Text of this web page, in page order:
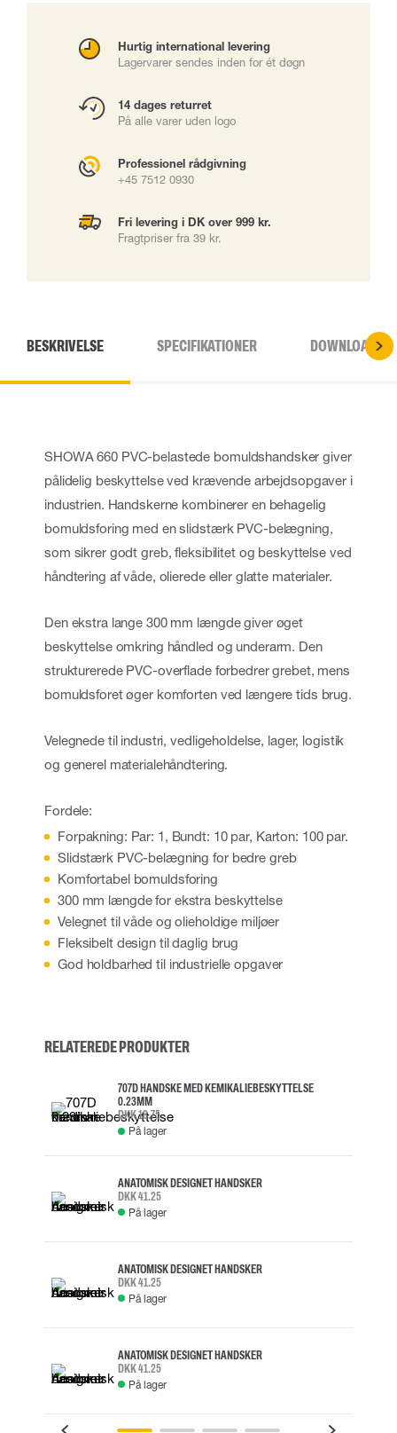
Hurtig international levering
Lagervarer sendes inden for ét døgn
14 dages returret
På alle varer uden logo
Professionel rådgivning
+45 7512 0930
Fri levering i DK over 999 kr.
Fragtpriser fra 39 kr.
BESKRIVELSE SPECIFIKATIONER DOWNLOADS
SHOWA 660 PVC-belastede bomuldshandsker giver
pålidelig beskyttelse ved krævende arbejdsopgaver i
industrien. Handskerne kombinerer en behagelig
bomuldsforing med en slidstærk PVC-belægning,
som sikrer godt greb, fleksibilitet og beskyttelse ved
håndtering af våde, olierede eller glatte materialer.
Den ekstra lange 300 mm længde giver øget
beskyttelse omkring håndled og underarm. Den
strukturerede PVC-overflade forbedrer grebet, mens
bomuldsforet øger komforten ved længere tids brug.
Velegnede til industri, vedligeholdelse, lager, logistik
og generel materialehåndtering.
Fordele:
Forpakning: Par: 1, Bundt: 10 par, Karton: 100 par.
Slidstærk PVC-belægning for bedre greb
Komfortabel bomuldsforing
300 mm længde for ekstra beskyttelse
Velegnet til våde og olieholdige miljøer
Fleksibelt design til daglig brug
God holdbarhed til industrielle opgaver
RELATEREDE PRODUKTER
707D HANDSKE MED KEMIKALIEBESKYTTELSE
0.23MM
DKK 18.75
På lager
ANATOMISK DESIGNET HANDSKER
DKK 41.25
På lager
ANATOMISK DESIGNET HANDSKER
DKK 41.25
På lager
ANATOMISK DESIGNET HANDSKER
DKK 41.25
På lager